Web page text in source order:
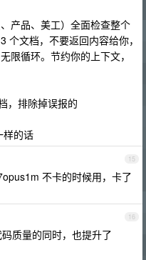
产品、美工）全面检查整个
个文档，不要返回内容给你，
限循环。节约你的上下文，
，排除掉误报的
样的话
15
不卡的时候用，卡了
16
质量的同时，也提升了